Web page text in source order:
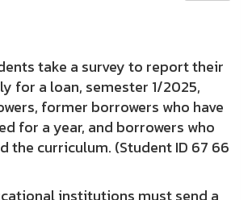
take a survey to report their
for a loan, semester 1/2025,
former borrowers who have
for a year, and borrowers who
the curriculum. (Student ID 67 66
institutions must send a